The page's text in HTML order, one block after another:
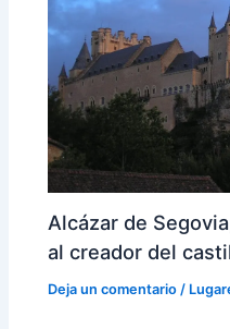
Alcázar de
al creador del
Deja un comentario /